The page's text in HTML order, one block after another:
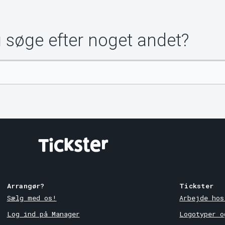
søge efter noget andet?
Arrangør?
Sælg med os!
Log ind på Manager
Tickster
Arbejde
Logotyper